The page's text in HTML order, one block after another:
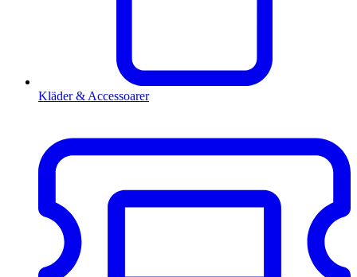
Kläder & Accessoarer